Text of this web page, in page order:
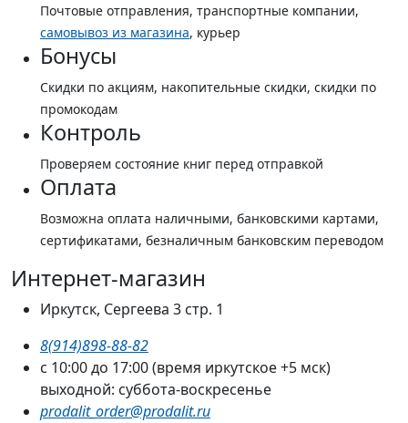
Почтовые отправления, транспортные компании,
самовывоз из магазина, курьер
Бонусы
Скидки по акциям, накопительные скидки, скидки по
промокодам
Контроль
Проверяем состояние книг перед отправкой
Оплата
Возможна оплата наличными, банковскими картами,
сертификатами, безналичным банковским переводом
Интернет-магазин
Иркутск, Сергеева 3 стр. 1
8(914)898-88-82
с 10:00 до 17:00 (время иркутское +5 мск)
выходной: суббота-воскресенье
prodalit_order@prodalit.ru